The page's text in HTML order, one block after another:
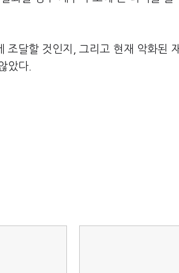
조달할 것인지, 그리고 현재 악화된
았다.